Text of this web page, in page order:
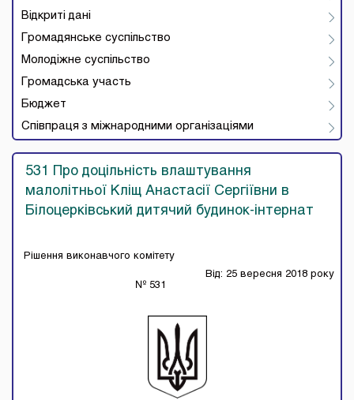
Відкриті дані
Громадянське суспільство
Молодіжне суспільство
Громадська участь
Бюджет
Співпраця з міжнародними організаціями
531 Про доцільність влаштування
малолітньої Кліщ Анастасії Сергіївни в
Білоцерківський дитячий будинок-інтернат
Рішення виконавчого комітету
№ 531
Від: 25 вересня 2018 року